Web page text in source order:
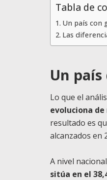
Tabla de
Un país con
Las
Un
Lo que el
evoluciona
resultado es
alcanzados en
A nivel
sitúa en el